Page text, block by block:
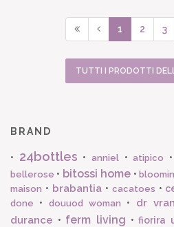
1 2 3
TUTTI I PRODOTTI
BRAND
• 24bottles • anniel•atipico
bellerose • bitossi home •
maison • brabantia• cacatoes •
done • douuod woman • dr
durance • ferm living •fiorira